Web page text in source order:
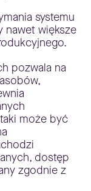
systemu
nawet większe
pozwala na
może być
dostęp
zgodnie z